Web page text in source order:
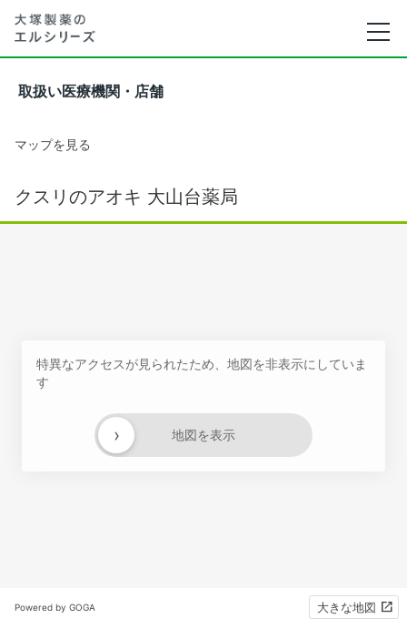
取扱い医療機関・店舗
マップを見る
クスリのアオキ 大山台薬局
特異なアクセスが見られたため、地図を非表示にしていま
す
地図を表示
›
Powered by GOGA 大きな地図